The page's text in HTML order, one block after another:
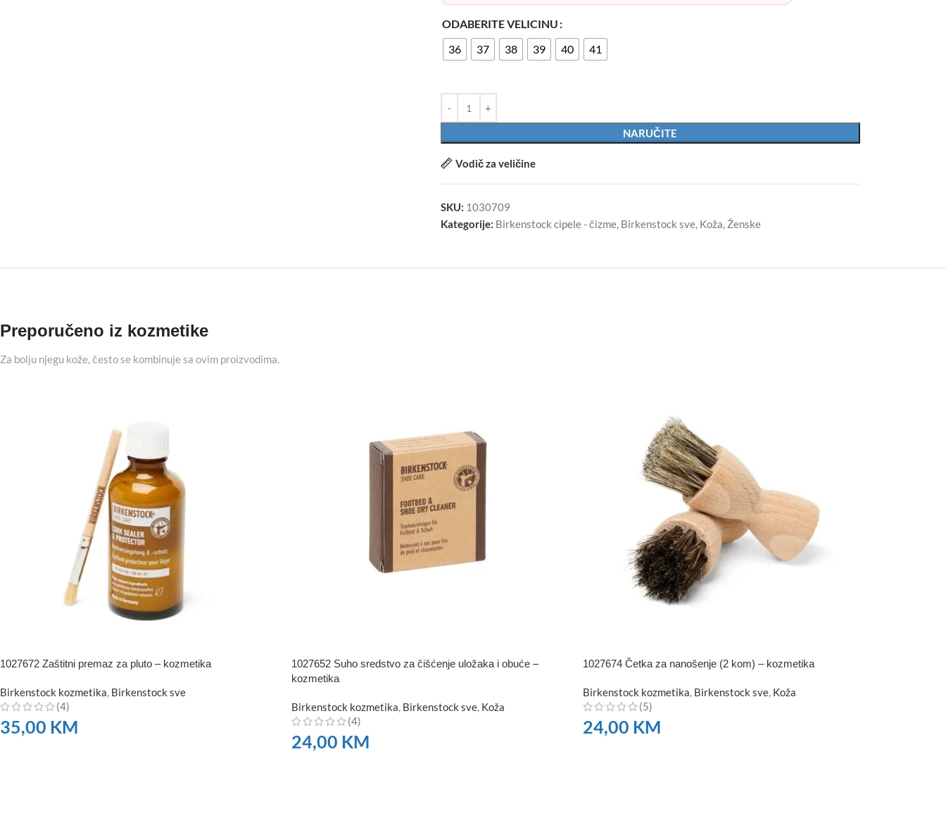
ODABERITE VELICINU
36
37 38 39 40 41
NARUČITE
Vodič za veličine
SKU: 1030709
Kategorije: Birkenstock cipele - čizme, Birkenstock sve, Koža, Ženske
Preporučeno iz kozmetike
Za bolju njegu kože, često se kombinuje sa ovim proizvodima.
1027672 Zaštitni premaz za pluto – kozmetika
Birkenstock kozmetika, Birkenstock sve
(4)
35,00 KM
1027652 Suho sredstvo za čišćenje uložaka i obuće –
kozmetika
Birkenstock kozmetika, Birkenstock sve, Koža
(4)
24,00 KM
1027674 Četka za nanošenje (2 kom) – kozmetika
Birkenstock kozmetika, Birkenstock sve, Koža
(5)
24,00 KM